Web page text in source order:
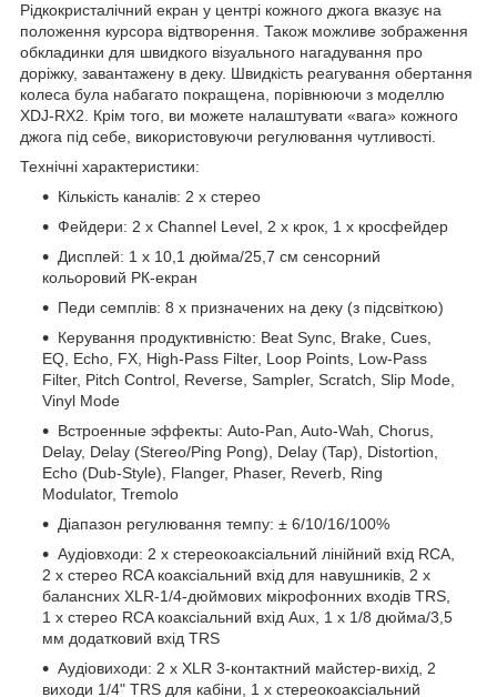
Рідкокристалічний екран у центрі кожного джога вказує на
положення курсора відтворення. Також можливе зображення
обкладинки для швидкого візуального нагадування про
доріжку, завантажену в деку. Швидкість реагування обертання
колеса була набагато покращена, порівнюючи з моделлю
XDJ-RX2. Крім того, ви можете налаштувати «вага» кожного
джога під себе, використовуючи регулювання чутливості.
Технічні характеристики:
Кількість каналів: 2 x стерео
Фейдери: 2 x Channel Level, 2 x крок, 1 х кросфейдер
Дисплей: 1 x 10,1 дюйма/25,7 см сенсорний
кольоровий РК-екран
Педи семплів: 8 x призначених на деку (з підсвіткою)
Керування продуктивністю: Beat Sync, Brake, Cues,
EQ, Echo, FX, High-Pass Filter, Loop Points, Low-Pass
Filter, Pitch Control, Reverse, Sampler, Scratch, Slip Mode,
Vinyl Mode
Встроенные эффекты: Auto-Pan, Auto-Wah, Chorus,
Delay, Delay (Stereo/Ping Pong), Delay (Tap), Distortion,
Echo (Dub-Style), Flanger, Phaser, Reverb, Ring
Modulator, Tremolo
Діапазон регулювання темпу: ± 6/10/16/100%
Аудіовходи: 2 x стереокоаксіальний лінійний вхід RCA,
2 x стерео RCA коаксіальний вхід для навушників, 2 x
балансних XLR-1/4-дюймових мікрофонних входів TRS,
1 x стерео RCA коаксіальний вхід Aux, 1 x 1/8 дюйма/3,5
мм додатковий вхід TRS
Аудіовиходи: 2 x XLR 3-контактний майстер-вихід, 2
виходи 1/4" TRS для кабіни, 1 x стереокоаксіальний